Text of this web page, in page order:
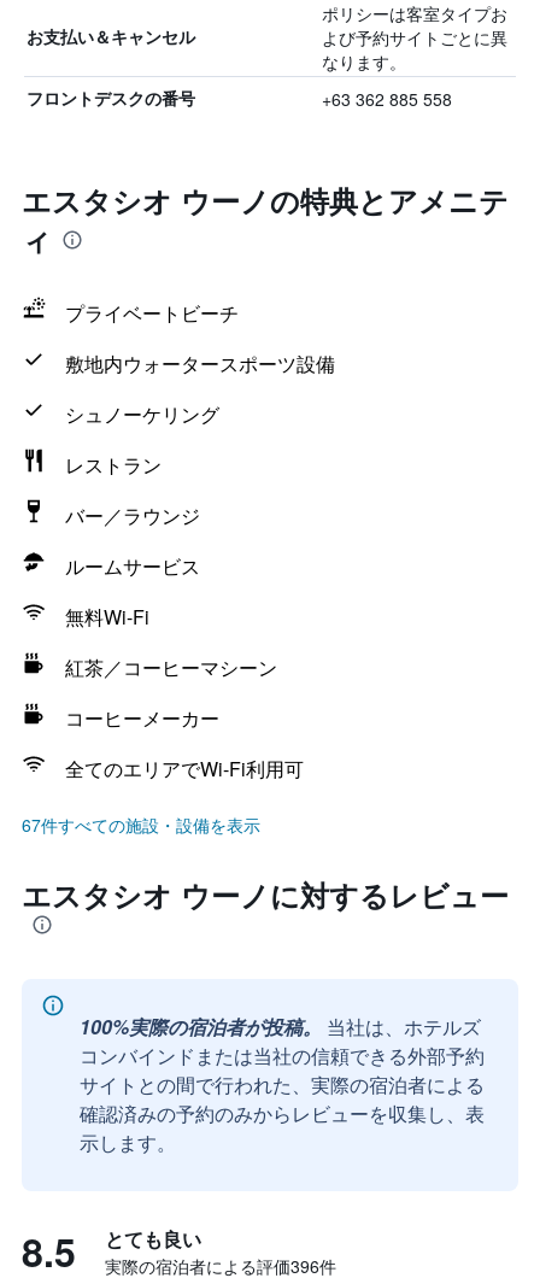
お支払い＆キャンセル
ポリシーは客室タイプお
よび予約サイトごとに異
なります。
フロントデスクの番号 +63 362 885 558
エスタシオ ウーノの特典とアメニテ
ィ
プライベートビーチ
敷地内ウォータースポーツ設備
シュノーケリング
レストラン
バー／ラウンジ
ルームサービス
無料Wi-Fi
紅茶／コーヒーマシーン
コーヒーメーカー
全てのエリアでWi-Fi利用可
67件すべての施設・設備を表示
エスタシオ ウーノに対するレビュー
100%実際の宿泊者が投稿。
当社は、ホテルズ
コンバインドまたは当社の信頼できる外部予約
サイトとの間で行われた、実際の宿泊者による
確認済みの予約のみからレビューを収集し、表
示します。
8.5 とても良い
実際の宿泊者による評価396​件